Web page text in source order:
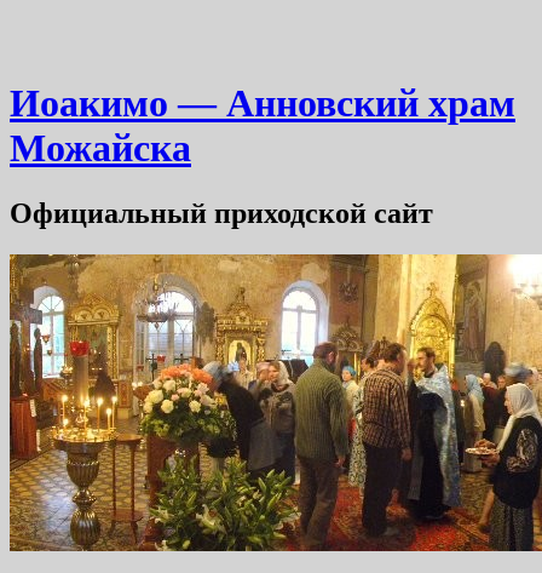
Иоакимо — Анновский храм
Можайска
Официальный приходской сайт